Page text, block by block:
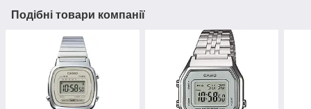
Подібні товари компанії